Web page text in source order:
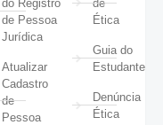
do Registro
de Pessoa
Jurídica
Atualizar
Cadastro
de
Pessoa
de
Ética
Guia do
Estudante
Denúncia
Ética